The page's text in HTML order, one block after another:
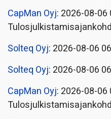
CapMan Oyj: 2026-08-06
Solteq Oyj: 2026-08-06
Solteq Oyj: 2026-08-06
CapMan Oyj: 2026-08-06